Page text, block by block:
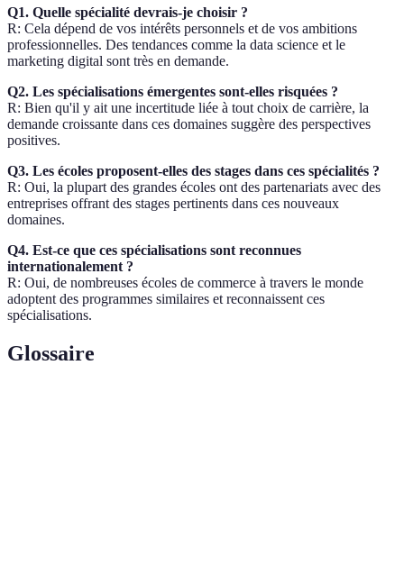
Q1. Quelle spécialité devrais-je choisir ?
R: Cela dépend de vos intérêts personnels et de vos ambitions
professionnelles. Des tendances comme la data science et le
marketing digital sont très en demande.
Q2. Les spécialisations émergentes sont-elles risquées ?
R: Bien qu'il y ait une incertitude liée à tout choix de carrière, la
demande croissante dans ces domaines suggère des perspectives
positives.
Q3. Les écoles proposent-elles des stages dans ces spécialités ?
R: Oui, la plupart des grandes écoles ont des partenariats avec des
entreprises offrant des stages pertinents dans ces nouveaux
domaines.
Q4. Est-ce que ces spécialisations sont reconnues
internationalement ?
R: Oui, de nombreuses écoles de commerce à travers le monde
adoptent des programmes similaires et reconnaissent ces
spécialisations.
Glossaire